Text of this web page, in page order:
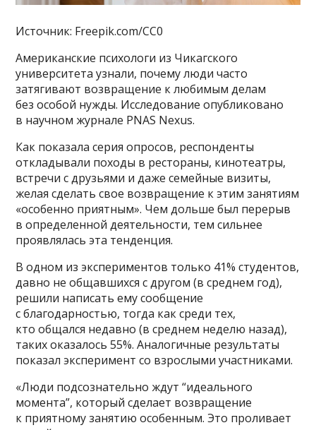
Источник: Freepik.com/CC0
Американские психологи из Чикагского
университета узнали, почему люди часто
затягивают возвращение к любимым делам
без особой нужды. Исследование опубликовано
в научном журнале PNAS Nexus.
Как показала серия опросов, респонденты
откладывали походы в рестораны, кинотеатры,
встречи с друзьями и даже семейные визиты,
желая сделать свое возвращение к этим занятиям
«особенно приятным». Чем дольше был перерыв
в определенной деятельности, тем сильнее
проявлялась эта тенденция.
В одном из экспериментов только 41% студентов,
давно не общавшихся с другом (в среднем год),
решили написать ему сообщение
с благодарностью, тогда как среди тех,
кто общался недавно (в среднем неделю назад),
таких оказалось 55%. Аналогичные результаты
показал эксперимент со взрослыми участниками.
«Люди подсознательно ждут “идеального
момента”, который сделает возвращение
к приятному занятию особенным. Это проливает